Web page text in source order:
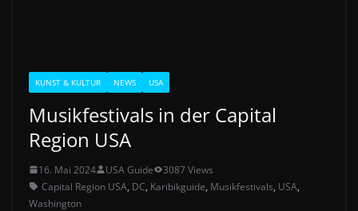
KUNST & KULTUR NEWS USA
Musikfestivals in der Capital
Region USA
16. Mai 2024 USA Guide
3087 Views
Capital Region USA, DC, Karibikguide, Musikfestivals, USA,
Washington